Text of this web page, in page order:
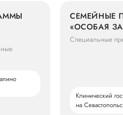
СЕМЕЙНЫЕ
«ОСОБАЯ
GROUP
Специальные
Клинический
на